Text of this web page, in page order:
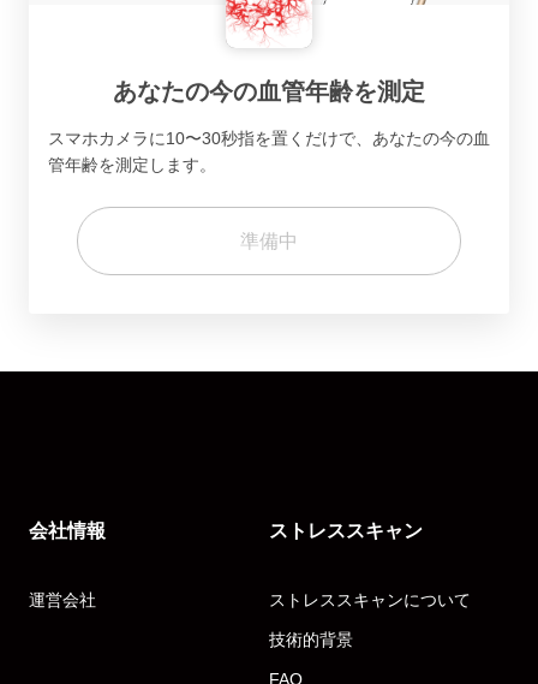
あなたの今の血管年齢を測定
スマホカメラに10〜30秒指を置くだけで、あなたの今の血
管年齢を測定します。
準備中
会社情報
運営会社
ストレススキャン
ストレススキャンについて
技術的背景
FAQ